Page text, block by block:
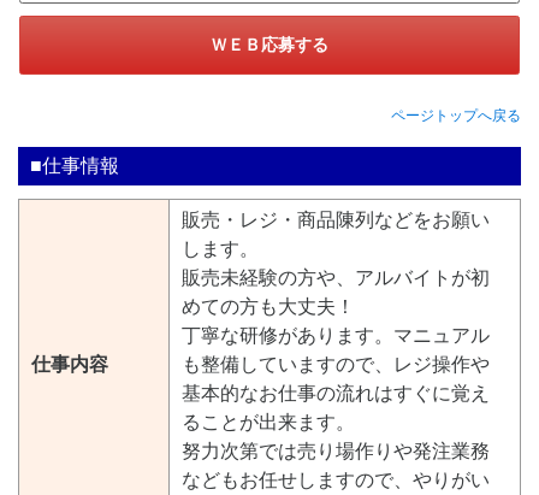
ＷＥＢ応募する
ページトップへ戻る
■仕事情報
仕事内容
販売・レジ・商品陳列などをお願い
します。
販売未経験の方や、アルバイトが初
めての方も大丈夫！
丁寧な研修があります。マニュアル
も整備していますので、レジ操作や
基本的なお仕事の流れはすぐに覚え
ることが出来ます。
努力次第では売り場作りや発注業務
などもお任せしますので、やりがい